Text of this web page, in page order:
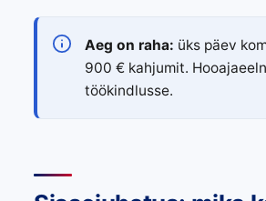
Aeg on raha: üks päev
900 € kahjumit.
töökindlusse.